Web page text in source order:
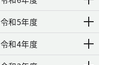
令和5年度
令和4年度